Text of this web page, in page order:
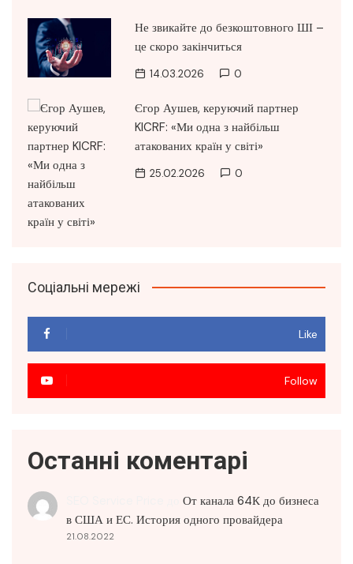
Не звикайте до безкоштовного ШІ –
це скоро закінчиться
14.03.2026 0
Єгор Аушев, керуючий партнер
KICRF: «Ми одна з найбільш
атакованих країн у світі»
25.02.2026 0
Соціальні мережі
Like
Follow
Останні коментарі
От канала 64К до бизнеса
в США и ЕС. История одного провайдера
21.08.2022